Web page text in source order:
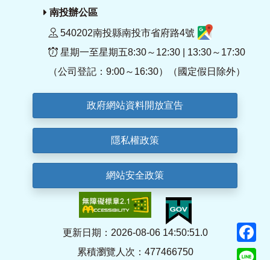
南投辦公區
540202南投縣南投市省府路4號
星期一至星期五8:30～12:30 | 13:30～17:30
（公司登記：9:00～16:30）（國定假日除外）
政府網站資料開放宣告
隱私權政策
網站安全政策
更新日期：2026-08-06 14:50:51.0
累積瀏覽人次：477466750